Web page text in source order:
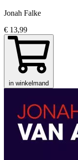
Jonah Falke
€ 13,99
in winkelmand